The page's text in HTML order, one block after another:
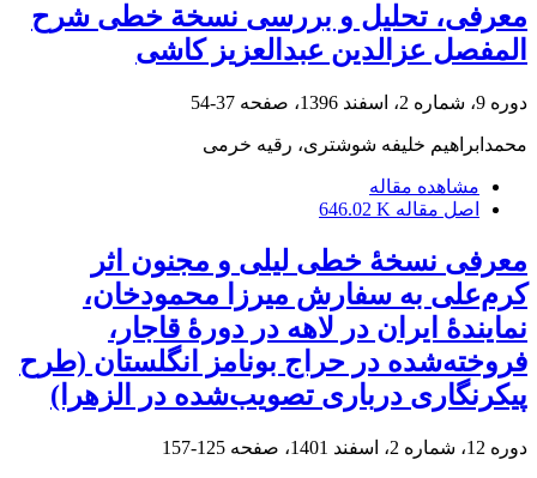
معرفی، تحلیل و بررسی نسخة خطی شرح
المفصل عزالدین عبدالعزیز کاشی
دوره 9، شماره 2، اسفند 1396، صفحه 37-54
محمدابراهیم خلیفه شوشتری، رقیه خرمی
مشاهده مقاله
اصل مقاله 646.02 K
معرفی نسخۀ خطی لیلی و مجنون اثر
کرم‌علی به سفارش میرزا محمودخان،
نمایندۀ ایران در لاهه در دورۀ قاجار،
فروخته‌شده در حراج بونامز انگلستان (طرح
پیکرنگاری درباری تصویب‌شده در الزهرا)
دوره 12، شماره 2، اسفند 1401، صفحه 125-157